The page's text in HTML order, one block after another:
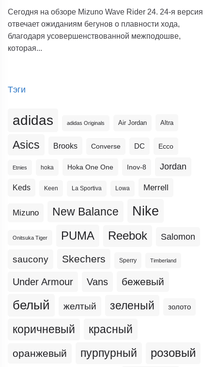
Сегодня на обзоре Mizuno Wave Rider 24. 24-я версия
отвечает ожиданиям бегунов о плавности хода,
благодаря усовершенствованной межподошве,
которая...
Тэги
adidas adidas Originals Air Jordan Altra
Asics Brooks Converse DC Ecco
Etnies hoka Hoka One One Inov-8 Jordan
Keds Keen La Sportiva Lowa Merrell
Mizuno New Balance Nike
Onitsuka Tiger PUMA Reebok Salomon
saucony Skechers Sperry Timberland
Under Armour Vans бежевый
белый желтый зеленый золото
коричневый красный
оранжевый пурпурный розовый